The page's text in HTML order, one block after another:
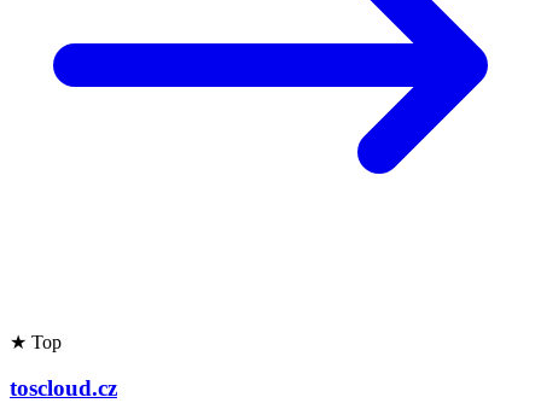
★ Top
toscloud.cz